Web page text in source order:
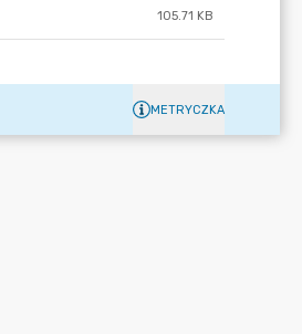
105.71 KB
METRYCZKA